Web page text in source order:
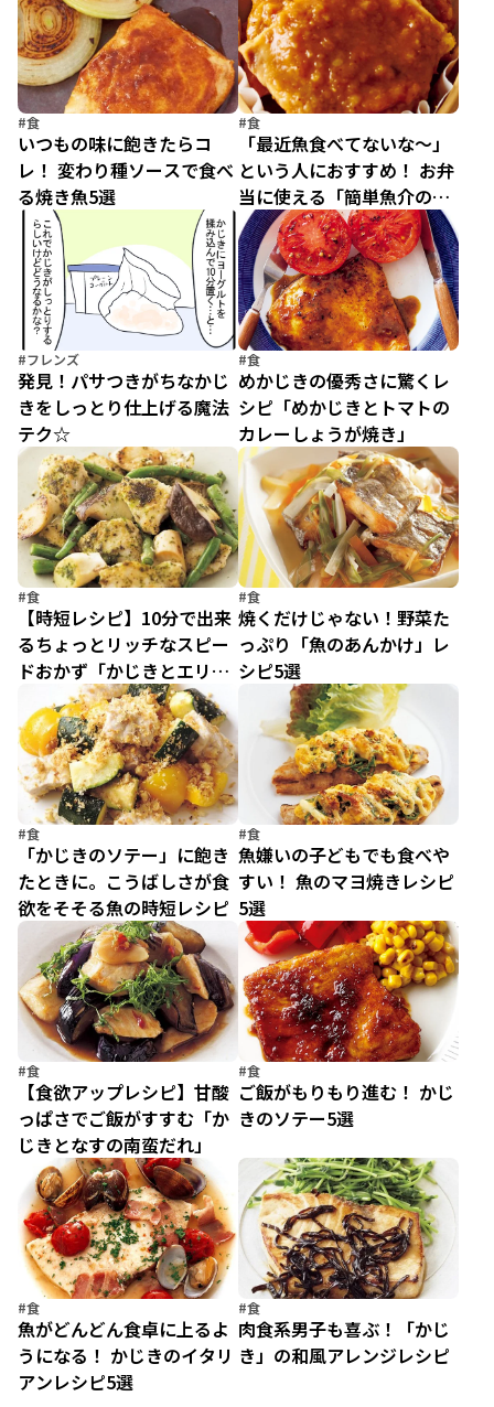
#食
いつもの味に飽きたらコ
レ！ 変わり種ソースで食べ
る焼き魚5選
#食
「最近魚食べてないな～」
という人におすすめ！ お弁
当に使える「簡単魚介のお
かず」5選
#フレンズ
発見！パサつきがちなかじ
きをしっとり仕上げる魔法
テク☆
#食
めかじきの優秀さに驚くレ
シピ「めかじきとトマトの
カレーしょうが焼き」
#食
【時短レシピ】10分で出来
るちょっとリッチなスピー
ドおかず「かじきとエリン
ギの香味バター炒め」
#食
焼くだけじゃない！野菜た
っぷり「魚のあんかけ」レ
シピ5選
#食
「かじきのソテー」に飽き
たときに。こうばしさが食
欲をそそる魚の時短レシピ
#食
魚嫌いの子どもでも食べや
すい！ 魚のマヨ焼きレシピ
5選
#食
【食欲アップレシピ】甘酸
っぱさでご飯がすすむ「か
じきとなすの南蛮だれ」
#食
ご飯がもりもり進む！ かじ
きのソテー5選
#食
魚がどんどん食卓に上るよ
うになる！ かじきのイタリ
アンレシピ5選
#食
肉食系男子も喜ぶ！「かじ
き」の和風アレンジレシピ